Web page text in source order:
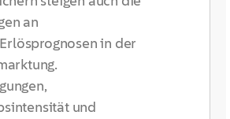
an
in der
und